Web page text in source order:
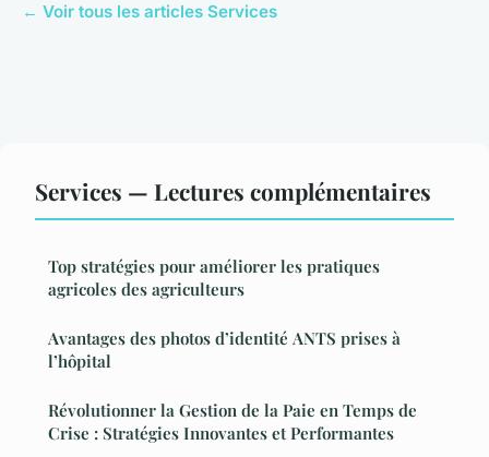
← Voir tous les articles Services
Services — Lectures complémentaires
Top stratégies pour améliorer les pratiques
agricoles des agriculteurs
Avantages des photos d’identité ANTS prises à
l’hôpital
Révolutionner la Gestion de la Paie en Temps de
Crise : Stratégies Innovantes et Performantes